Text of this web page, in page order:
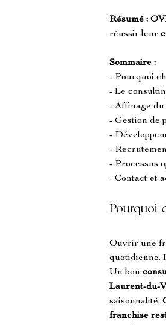
Résumé :
réussir leur
Sommaire :
- Pourquoi
- Le
- Affinage du
- Gestion de
-
-
- Processus
- Contact et
Pourquoi
Ouvrir une
quotidienne.
Un bon
Laurent-du-
saisonnalité.
franchise